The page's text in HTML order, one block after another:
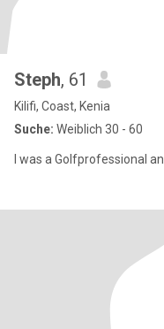
Steph, 61
Kilifi, Coast, Kenia
Suche: Weiblich 30 - 60
I was a Golfprofessional